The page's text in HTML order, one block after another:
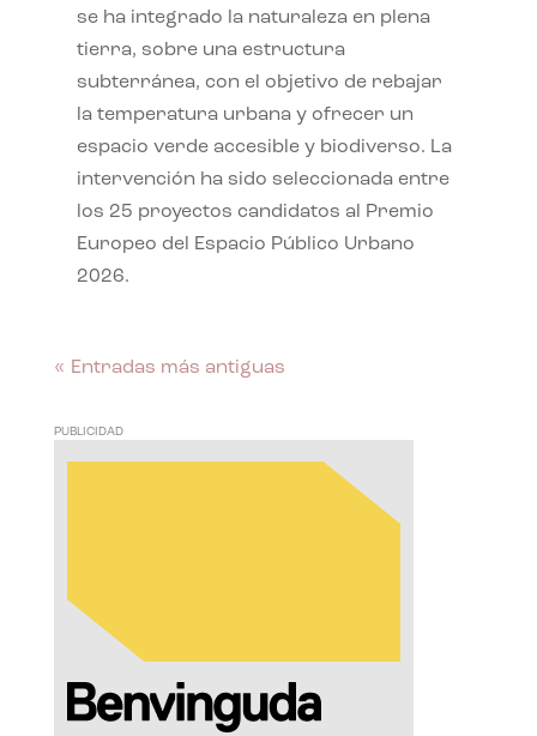
se ha integrado la naturaleza en plena
tierra, sobre una estructura
subterránea, con el objetivo de rebajar
la temperatura urbana y ofrecer un
espacio verde accesible y biodiverso. La
intervención ha sido seleccionada entre
los 25 proyectos candidatos al Premio
Europeo del Espacio Público Urbano
2026.
« Entradas más antiguas
PUBLICIDAD